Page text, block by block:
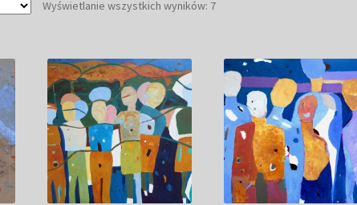
Wyświetlanie wszystkich wyników: 7Posortowane